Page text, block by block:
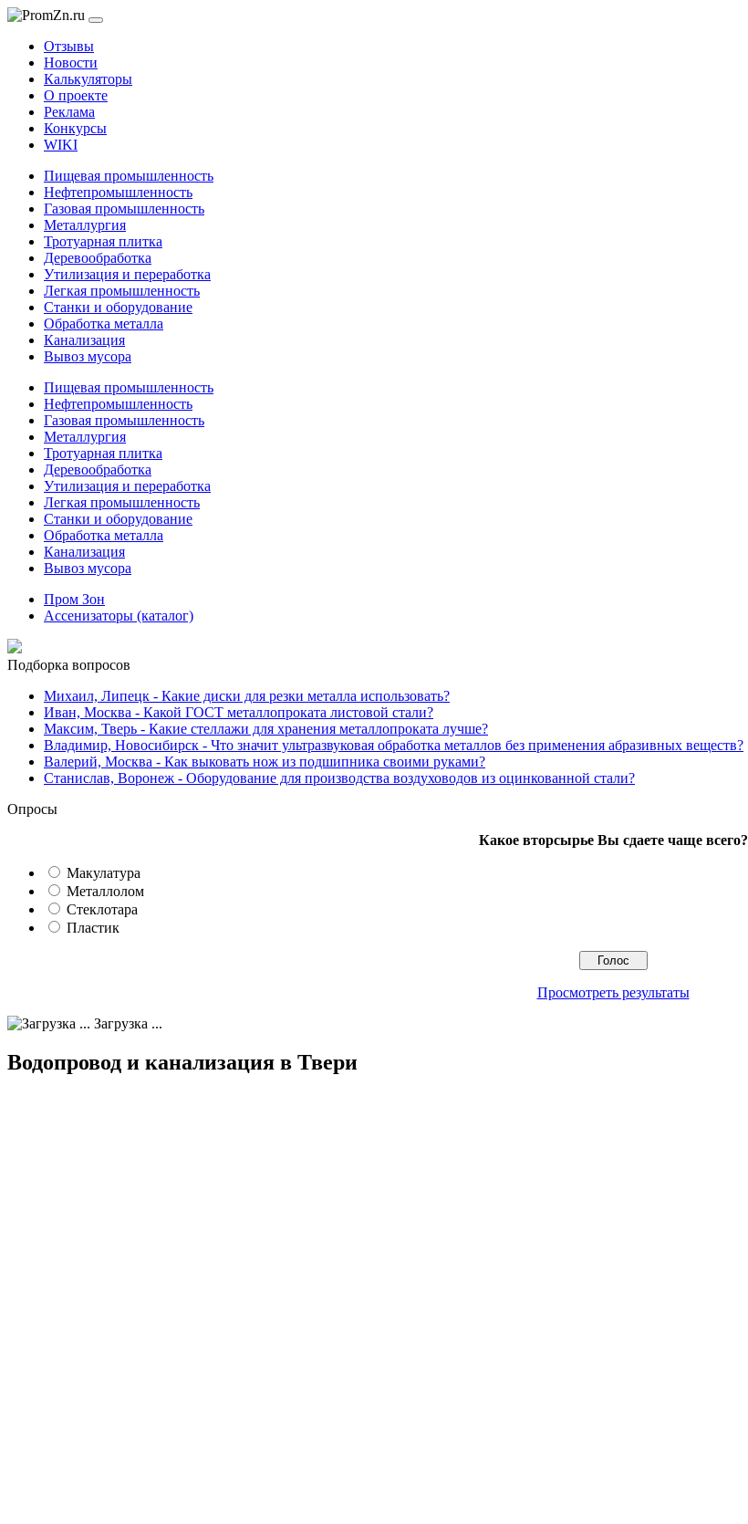
Отзывы
Новости
Калькуляторы
О проекте
Реклама
Конкурсы
WIKI
Пищевая промышленность
Нефтепромышленность
Газовая промышленность
Металлургия
Тротуарная плитка
Деревообработка
Утилизация и переработка
Легкая промышленность
Станки и оборудование
Обработка металла
Канализация
Вывоз мусора
Пищевая промышленность
Нефтепромышленность
Газовая промышленность
Металлургия
Тротуарная плитка
Деревообработка
Утилизация и переработка
Легкая промышленность
Станки и оборудование
Обработка металла
Канализация
Вывоз мусора
Пром Зон
Ассенизаторы (каталог)
Подборка вопросов
Михаил, Липецк - Какие диски для резки металла использовать?
Иван, Москва - Какой ГОСТ металлопроката листовой стали?
Максим, Тверь - Какие стеллажи для хранения металлопроката лучше?
Владимир, Новосибирск - Что значит ультразвуковая обработка металлов без применения абразивных веществ?
Валерий, Москва - Как выковать нож из подшипника своими руками?
Станислав, Воронеж - Оборудование для производства воздуховодов из оцинкованной стали?
Опросы
Какое вторсырье Вы сдаете чаще всего?
Макулатура
Металлолом
Стеклотара
Пластик
Просмотреть результаты
Загрузка ...
Водопровод и канализация в Твери